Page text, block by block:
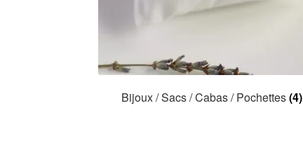
Bijoux / Sacs / Cabas / Pochettes(4)